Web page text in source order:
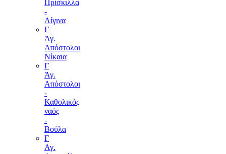
Πρίσκιλλα
-
Αίγινα
Γ
Άγ.
Απόστολοι
Νίκαια
Γ
Άγ.
Απόστολοι
-
Καθολικός
ναός
-
Βούλα
Γ
Αγ.